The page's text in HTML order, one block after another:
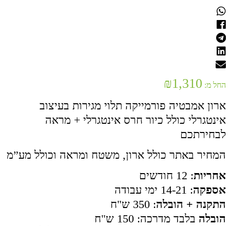
החל מ: ₪1,310
ארון אמבטיה פורמייקה תלוי מגירות בעיצוב
אינטגרלי כולל כיור חרס אינטגרלי + מראה
לבחירתכם
המחיר באתר כולל ארון, משטח ומראה וכולל מע”מ
אחריות: 12 חודשים
אספקה: 14-21 ימי עבודה
התקנה + הובלה: 350 ש"ח
הובלה בלבד מדרכה: 150 ש"ח